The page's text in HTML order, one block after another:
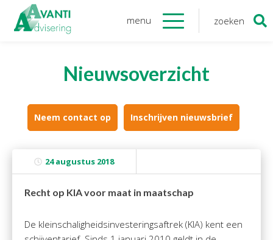
menu zoeken
Onze medewerkers
Algemene verordening
gegevensbescherming
Vacatures
Onzediensten
Financiele Administratie
Zoeken
Nieuwsoverzicht
Neem contact op Inschrijven nieuwsbrief
24 augustus 2018
Recht op KIA voor maat in maatschap
De kleinschaligheidsinvesteringsaftrek (KIA) kent een